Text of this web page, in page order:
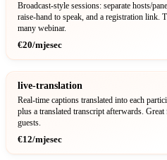
Broadcast-style sessions: separate hosts/
raise-hand to speak, and a registration link.
many webinar.
€20/mjesec
live-translation
Real-time captions translated into each
plus a translated transcript afterwards.
guests.
€12/mjesec